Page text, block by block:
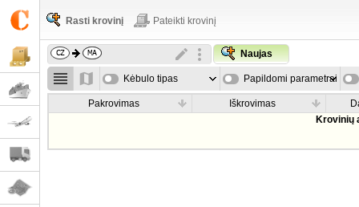
Rasti krovinį Pateikti krovinį
Naujas
Kėbulo tipas Papildomi parametrai
Pakrovimas Iškrovimas
Krovinių